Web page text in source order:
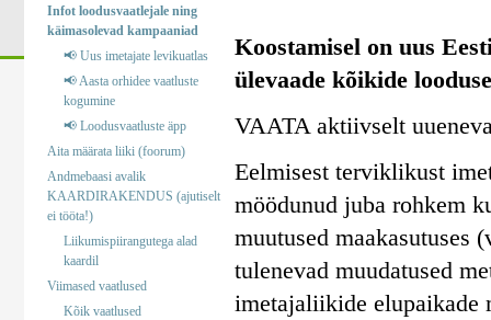
Infot loodusvaatlejale ning
käimasolevad kampaaniad
📢 Uus imetajate levikuatlas
📢 Aasta orhidee vaatluste
kogumine
📢 Loodusvaatluste äpp
Aita määrata liiki (foorum)
Andmebaasi avalik
KAARDIRAKENDUS (ajutiselt
ei tööta!)
Liikumispiirangutega alad
kaardil
Viimased vaatlused
Kõik vaatlused
Koostamisel on uus
ülevaade kõikide
VAATA aktiivselt
Eelmisest terviklikust
möödunud juba rohkem
muutused maakasutuses
tulenevad muudatused
imetajaliikide elupaikade